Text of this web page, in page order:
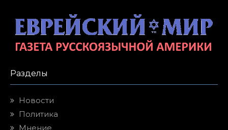
Разделы
Новости
Политика
Мнение